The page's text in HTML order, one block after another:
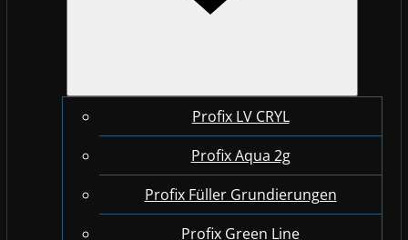
Profix LV CRYL
Profix Aqua 2g
Profix Füller Grundierungen
Profix Green Line